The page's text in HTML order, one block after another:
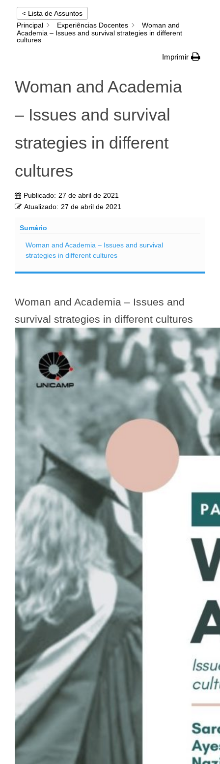
< Lista de Assuntos
Principal
Experiências Docentes
Woman and
Academia – Issues and survival strategies in different
cultures
Imprimir
Woman and Academia
– Issues and survival
strategies in different
cultures
Publicado: 27 de abril de 2021
Atualizado: 27 de abril de 2021
Sumário
Woman and Academia – Issues and survival
strategies in different cultures
Woman and Academia – Issues and
survival strategies in different cultures